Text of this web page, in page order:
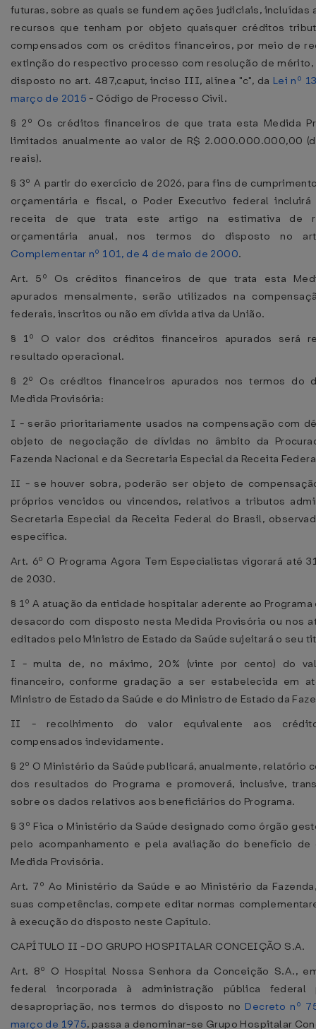
futuras, sobre as quais se fundem ações judiciais, incluídas
recursos que tenham por objeto quaisquer créditos
compensados com os créditos financeiros, por meio de
extinção do respectivo processo com resolução de
disposto no art. 487,caput, inciso III, alínea "c", da Lei nº
março de 2015 - Código de Processo Civil.
§ 2º Os créditos financeiros de que trata esta Medida
limitados anualmente ao valor de R$ 2.000.000.000,00
reais).
§ 3º A partir do exercício de 2026, para fins de
orçamentária e fiscal, o Poder Executivo federal
receita de que trata este artigo na estimativa de
orçamentária anual, nos termos do disposto no
Complementar nº 101, de 4 de maio de 2000.
Art. 5º Os créditos financeiros de que trata esta
apurados mensalmente, serão utilizados na
federais, inscritos ou não em dívida ativa da União.
§ 1º O valor dos créditos financeiros apurados será
resultado operacional.
§ 2º Os créditos financeiros apurados nos termos do
Medida Provisória:
I - serão prioritariamente usados na compensação com
objeto de negociação de dívidas no âmbito da
Fazenda Nacional e da Secretaria Especial da Receita
II - se houver sobra, poderão ser objeto de
próprios vencidos ou vincendos, relativos a tributos
Secretaria Especial da Receita Federal do Brasil,
específica.
Art. 6º O Programa Agora Tem Especialistas vigorará até
de 2030.
§ 1º A atuação da entidade hospitalar aderente ao
desacordo com disposto nesta Medida Provisória ou nos
editados pelo Ministro de Estado da Saúde sujeitará o seu
I - multa de, no máximo, 20% (vinte por cento) do
financeiro, conforme gradação a ser estabelecida em
Ministro de Estado da Saúde e do Ministro de Estado da
II - recolhimento do valor equivalente aos
compensados indevidamente.
§ 2º O Ministério da Saúde publicará, anualmente, relatório
dos resultados do Programa e promoverá, inclusive,
sobre os dados relativos aos beneficiários do Programa.
§ 3º Fica o Ministério da Saúde designado como órgão
pelo acompanhamento e pela avaliação do benefício
Medida Provisória.
Art. 7º Ao Ministério da Saúde e ao Ministério da
suas competências, compete editar normas
à execução do disposto neste Capítulo.
CAPÍTULO II - DO GRUPO HOSPITALAR CONCEIÇÃO S.A.
Art. 8º O Hospital Nossa Senhora da Conceição S.A.,
federal incorporada à administração pública
desapropriação, nos termos do disposto no Decreto nº
março de 1975, passa a denominar-se Grupo Hospitalar